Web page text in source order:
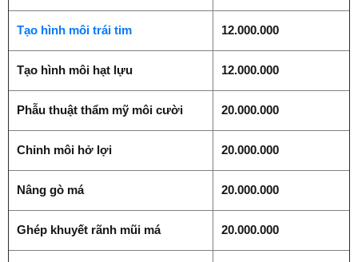
Tạo hình môi trái tim 12.000.000
Tạo hình môi hạt lựu 12.000.000
Phẫu thuật thẩm mỹ môi cười 20.000.000
Chỉnh môi hở lợi 20.000.000
Nâng gò má 20.000.000
Ghép khuyết rãnh mũi má 20.000.000